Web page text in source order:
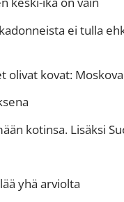
ei tulla
olivat kovat:
kotinsa. Lisäksi
yhä arviolta